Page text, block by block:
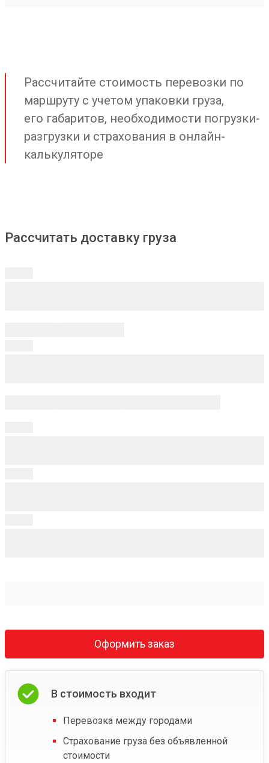
Рассчитайте стоимость перевозки по
маршруту с учетом упаковки груза,
его габаритов, необходимости погрузки-
разгрузки и страхования в онлайн-
калькуляторе
Рассчитать доставку груза
Оформить заказ
В стоимость входит
Перевозка между городами
Страхование груза без объявленной
стоимости